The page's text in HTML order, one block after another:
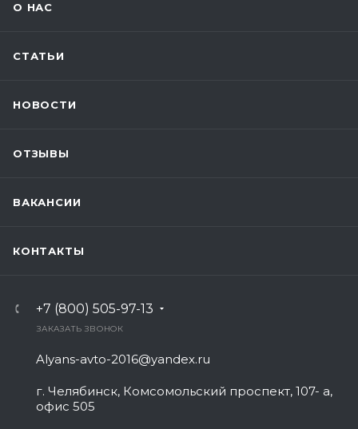
О НАС
СТАТЬИ
НОВОСТИ
ОТЗЫВЫ
ВАКАНСИИ
КОНТАКТЫ
+7 (800) 505-97-13
ЗАКАЗАТЬ ЗВОНОК
Alyans-avto-2016@yandex.ru
г. Челябинск, Комсомольский проспект, 107- а,
офис 505